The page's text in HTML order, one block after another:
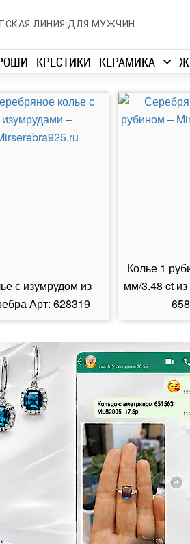
ЛИНИЯ |ДЛЯ МУЖЧИН
КРЕСТИКИ КЕРАМИКА
с изумрудом из
Арт: 628319
Колье 1
мм/3.48 ct